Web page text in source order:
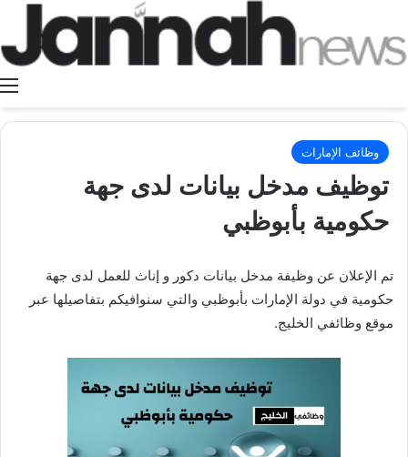
وظائف الإمارات
توظيف مدخل بيانات لدى جهة
حكومية بأبوظبي
تم الإعلان عن وظيفة مدخل بيانات دكور و إناث للعمل لدى جهة
حكومية في دولة الإمارات بأبوظبي والتي سنوافيكم بتفاصيلها عبر
موقع وظائفي الخليج.